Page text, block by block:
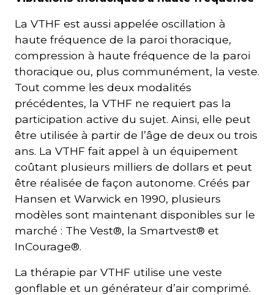
La VTHF est aussi appelée oscillation à
haute fréquence de la paroi thoracique,
compression à haute fréquence de la paroi
thoracique ou, plus communément, la veste.
Tout comme les deux modalités
précédentes, la VTHF ne requiert pas la
participation active du sujet. Ainsi, elle peut
être utilisée à partir de l’âge de deux ou trois
ans. La VTHF fait appel à un équipement
coûtant plusieurs milliers de dollars et peut
être réalisée de façon autonome. Créés par
Hansen et Warwick en 1990, plusieurs
modèles sont maintenant disponibles sur le
marché : The Vest®, la Smartvest® et
InCourage®.
La thérapie par VTHF utilise une veste
gonflable et un générateur d’air comprimé.